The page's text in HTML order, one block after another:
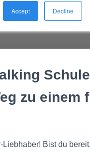
Accept Decline
Natur – 5
zu einem
Liebhaber! Bist du